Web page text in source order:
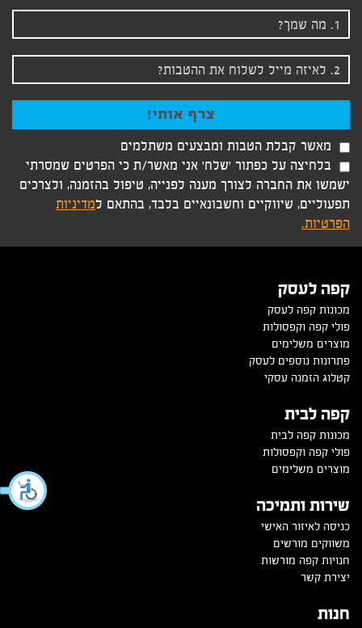
מאשר קבלת הטבות ומבצעים משתלמים
בלחיצה על כפתור 'שלח' אני מאשר/ת כי הפרטים שמסרתי
ישמשו את החברה לצורך מענה לפנייה, טיפול בהזמנה, ולצרכים
תפעוליים, שיווקיים וחשבונאיים בלבד, בהתאם למדיניות
הפרטיות.
קפה לעסק
מכונות קפה לעסק
פולי קפה וקפסולות
מוצרים משלימים
פתרונות נוספים לעסק
קטלוג הזמנה עסקי
קפה לבית
מכונות קפה לבית
פולי קפה וקפסולות
מוצרים משלימים
שירות ותמיכה
כניסה לאיזור האישי
משווקים מורשים
חנויות קפה מורשות
יצירת קשר
חנות